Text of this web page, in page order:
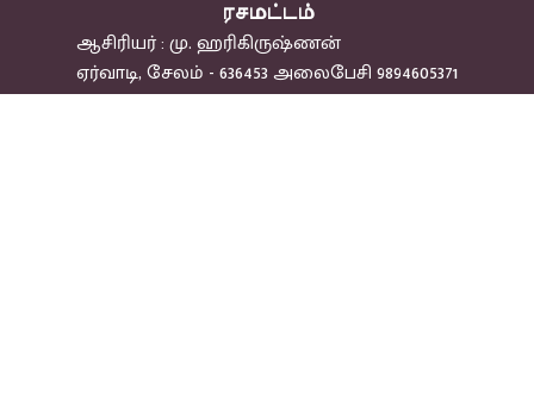
ரசமட்டம்
ஆசிரியர் : மு. ஹரிகிருஷ்ணன்
ஏர்வாடி, சேலம் - 636453 அலைபேசி 9894605371